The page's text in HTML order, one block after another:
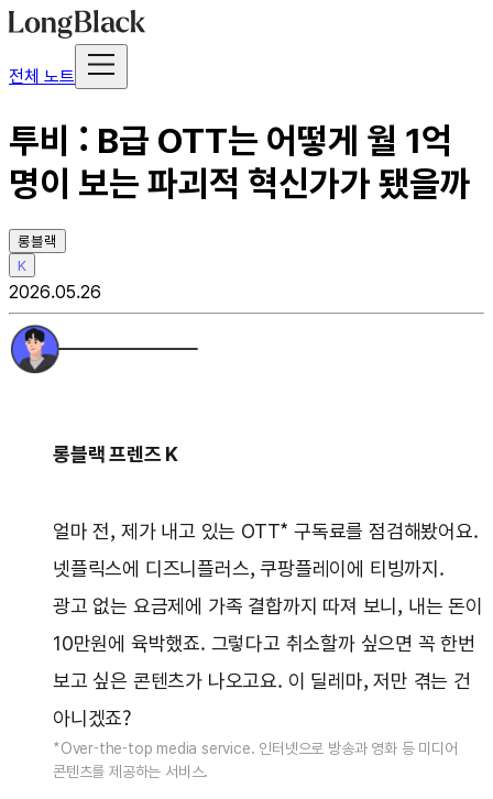
전체 노트
투비 : B급 OTT는 어떻게 월 1억
명이 보는 파괴적 혁신가가 됐을까
롱블랙
K
2026.05.26
롱블랙 프렌즈 K
얼마 전, 제가 내고 있는 OTT* 구독료를 점검해봤어요.
넷플릭스에 디즈니플러스, 쿠팡플레이에 티빙까지.
광고 없는 요금제에 가족 결합까지 따져 보니, 내는 돈이
10만원에 육박했죠. 그렇다고 취소할까 싶으면 꼭 한번
보고 싶은 콘텐츠가 나오고요. 이 딜레마, 저만 겪는 건
아니겠죠?
*Over-the-top media service. 인터넷으로 방송과 영화 등 미디어
콘텐츠를 제공하는 서비스.